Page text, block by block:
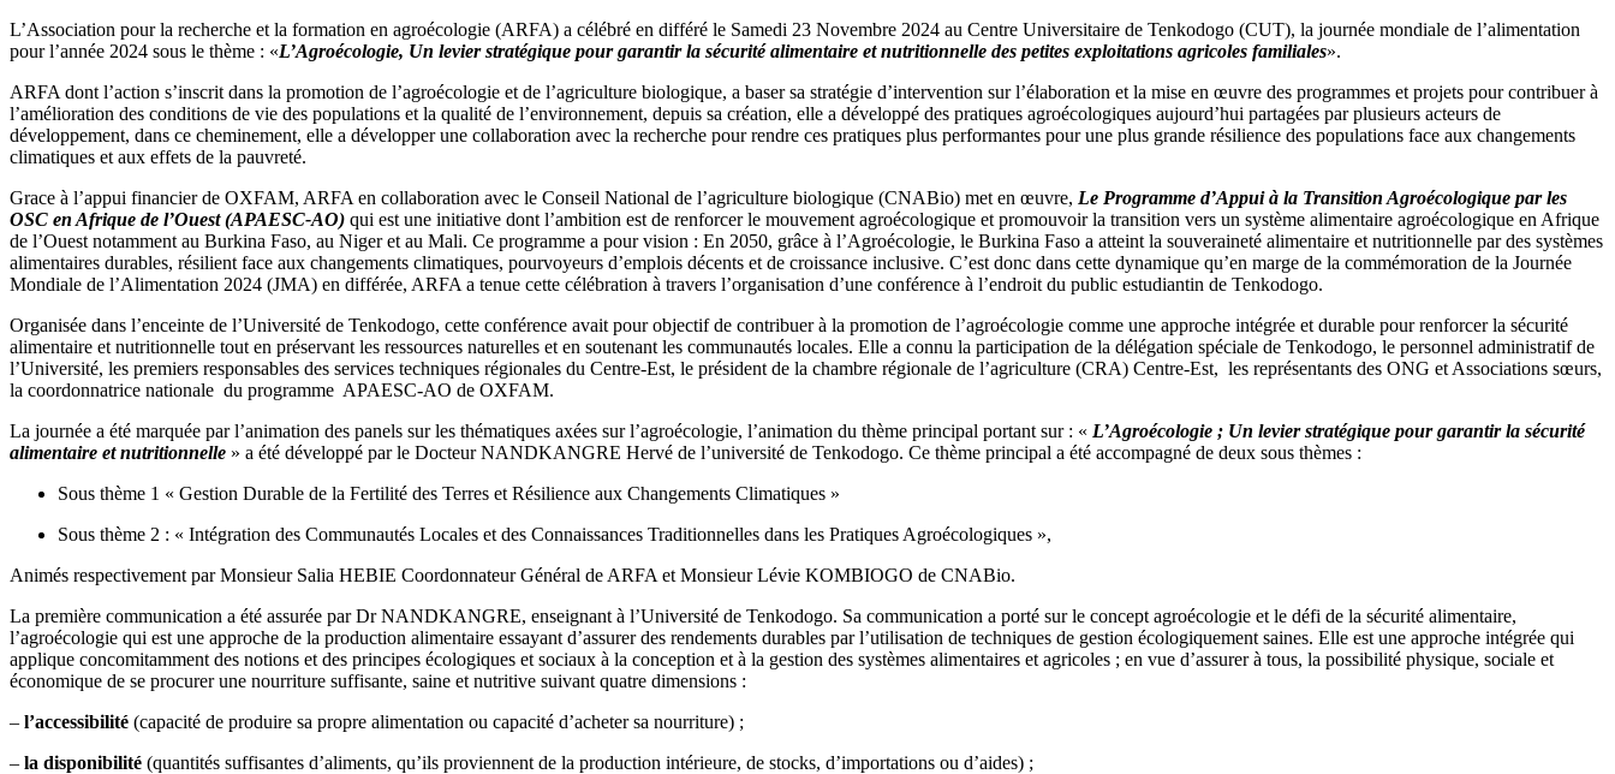
L’Association pour la recherche et la formation en agroécologie (ARFA) a célébré en différé le Samedi 23 Novembre 2024 au Centre Universitaire de Tenkodogo (CUT), la journée mondiale de l’alimentation
pour l’année 2024 sous le thème : «L’Agroécologie, Un levier stratégique pour garantir la sécurité alimentaire et nutritionnelle des petites exploitations agricoles familiales».
ARFA dont l’action s’inscrit dans la promotion de l’agroécologie et de l’agriculture biologique, a baser sa stratégie d’intervention sur l’élaboration et la mise en œuvre des programmes et projets pour contribuer à
l’amélioration des conditions de vie des populations et la qualité de l’environnement, depuis sa création, elle a développé des pratiques agroécologiques aujourd’hui partagées par plusieurs acteurs de
développement, dans ce cheminement, elle a développer une collaboration avec la recherche pour rendre ces pratiques plus performantes pour une plus grande résilience des populations face aux changements
climatiques et aux effets de la pauvreté.
Grace à l’appui financier de OXFAM, ARFA en collaboration avec le Conseil National de l’agriculture biologique (CNABio) met en œuvre, Le Programme d’Appui à la Transition Agroécologique par les
OSC en Afrique de l’Ouest (APAESC-AO) qui est une initiative dont l’ambition est de renforcer le mouvement agroécologique et promouvoir la transition vers un système alimentaire agroécologique en Afrique
de l’Ouest notamment au Burkina Faso, au Niger et au Mali. Ce programme a pour vision : En 2050, grâce à l’Agroécologie, le Burkina Faso a atteint la souveraineté alimentaire et nutritionnelle par des systèmes
alimentaires durables, résilient face aux changements climatiques, pourvoyeurs d’emplois décents et de croissance inclusive. C’est donc dans cette dynamique qu’en marge de la commémoration de la Journée
Mondiale de l’Alimentation 2024 (JMA) en différée, ARFA a tenue cette célébration à travers l’organisation d’une conférence à l’endroit du public estudiantin de Tenkodogo.
Organisée dans l’enceinte de l’Université de Tenkodogo, cette conférence avait pour objectif de contribuer à la promotion de l’agroécologie comme une approche intégrée et durable pour renforcer la sécurité
alimentaire et nutritionnelle tout en préservant les ressources naturelles et en soutenant les communautés locales. Elle a connu la participation de la délégation spéciale de Tenkodogo, le personnel administratif de
l’Université, les premiers responsables des services techniques régionales du Centre-Est, le président de la chambre régionale de l’agriculture (CRA) Centre-Est, les représentants des ONG et Associations sœurs,
la coordonnatrice nationale du programme APAESC-AO de OXFAM.
La journée a été marquée par l’animation des panels sur les thématiques axées sur l’agroécologie, l’animation du thème principal portant sur : « L’Agroécologie ; Un levier stratégique pour garantir la sécurité
alimentaire et nutritionnelle » a été développé par le Docteur NANDKANGRE Hervé de l’université de Tenkodogo. Ce thème principal a été accompagné de deux sous thèmes :
Sous thème 1 « Gestion Durable de la Fertilité des Terres et Résilience aux Changements Climatiques »
Sous thème 2 : « Intégration des Communautés Locales et des Connaissances Traditionnelles dans les Pratiques Agroécologiques »,
Animés respectivement par Monsieur Salia HEBIE Coordonnateur Général de ARFA et Monsieur Lévie KOMBIOGO de CNABio.
La première communication a été assurée par Dr NANDKANGRE, enseignant à l’Université de Tenkodogo. Sa communication a porté sur le concept agroécologie et le défi de la sécurité alimentaire,
l’agroécologie qui est une approche de la production alimentaire essayant d’assurer des rendements durables par l’utilisation de techniques de gestion écologiquement saines. Elle est une approche intégrée qui
applique concomitamment des notions et des principes écologiques et sociaux à la conception et à la gestion des systèmes alimentaires et agricoles ; en vue d’assurer à tous, la possibilité physique, sociale et
économique de se procurer une nourriture suffisante, saine et nutritive suivant quatre dimensions :
– l’accessibilité (capacité de produire sa propre alimentation ou capacité d’acheter sa nourriture) ;
– la disponibilité (quantités suffisantes d’aliments, qu’ils proviennent de la production intérieure, de stocks, d’importations ou d’aides) ;